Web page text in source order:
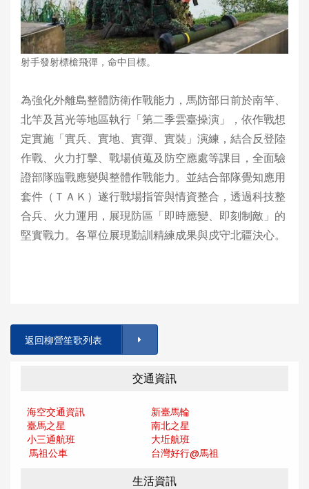
射手發射標槍飛彈，命中目標。
為強化外離島整體防衛作戰能力，馬防部日前於南竿、
北竿及莒光等地區執行「第二季雲臺操演」，依作戰想
定實施「實兵、實地、實彈、實裝」演練，結合反登陸
作戰、火力打擊、戰場偵蒐及防空應處等課目，全面驗
證部隊臨戰應變與整體作戰能力。並結合部隊覺知應用
套件（ＴＡＫ）遂行戰場指管與情資整合，透過科技整
合兵、火力運用，展現防區「即時應變、即刻制敵」的
堅實戰力。各單位展現勤訓精練成果與戍守北疆決心。
返回柳營笙歌列表
交通資訊
海空交通資訊
新臺馬輪
臺馬之星
南北之星
小三通航班
大坵航班
馬祖公車
台灣好行@馬祖
生活資訊